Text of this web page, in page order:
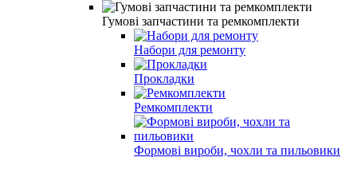
Гумові запчастини та ремкомплекти
Набори для ремонту
Прокладки
Ремкомплекти
Формові вироби, чохли та пильовики